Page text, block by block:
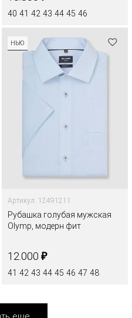
40 41 42 43 44 45 46
НЬЮ
Артикул: 12491211
Рубашка голубая мужская
Olymp, модерн фит
12.000 ₽
41 42 43 44 45 46 47 48